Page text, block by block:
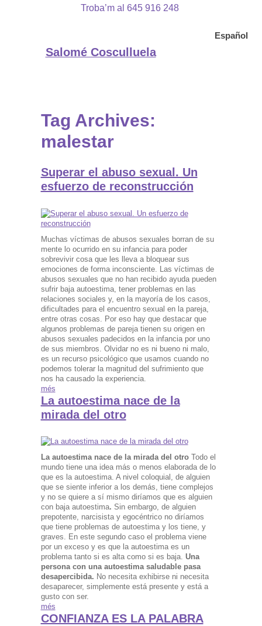
Troba’m al 645 916 248
Español
Salomé Cosculluela
Tag Archives:
malestar
Superar el abuso sexual. Un
esfuerzo de reconstrucción
Muchas víctimas de abusos sexuales borran de su
mente lo ocurrido en su infancia para poder
sobrevivir cosa que les lleva a bloquear sus
emociones de forma inconsciente. Las víctimas de
abusos sexuales que no han recibido ayuda pueden
sufrir baja autoestima, tener problemas en las
relaciones sociales y, en la mayoría de los casos,
dificultades para el encuentro sexual en la pareja,
entre otras cosas. Por eso hay que destacar que
algunos problemas de pareja tienen su origen en
abusos sexuales padecidos en la infancia por uno
de sus miembros. Olvidar no es ni bueno ni malo,
es un recurso psicológico que usamos cuando no
podemos tolerar la magnitud del sufrimiento que
nos ha causado la experiencia.
més
La autoestima nace de la
mirada del otro
La autoestima nace de la mirada del otroTodo el
mundo tiene una idea más o menos elaborada de lo
que es la autoestima. A nivel coloquial, de alguien
que se siente inferior a los demás, tiene complejos
y no se quiere a sí mismo diríamos que es alguien
con baja autoestima. Sin embargo, de alguien
prepotente, narcisista y egocéntrico no diríamos
que tiene problemas de autoestima y los tiene, y
graves. En este segundo caso el problema viene
por un exceso y es que la autoestima es un
problema tanto si es alta como si es baja. Una
persona con una autoestima saludable pasa
desapercibida. No necesita exhibirse ni necesita
desaparecer, simplemente está presente y está a
gusto con ser.
més
CONFIANZA ES LA PALABRA